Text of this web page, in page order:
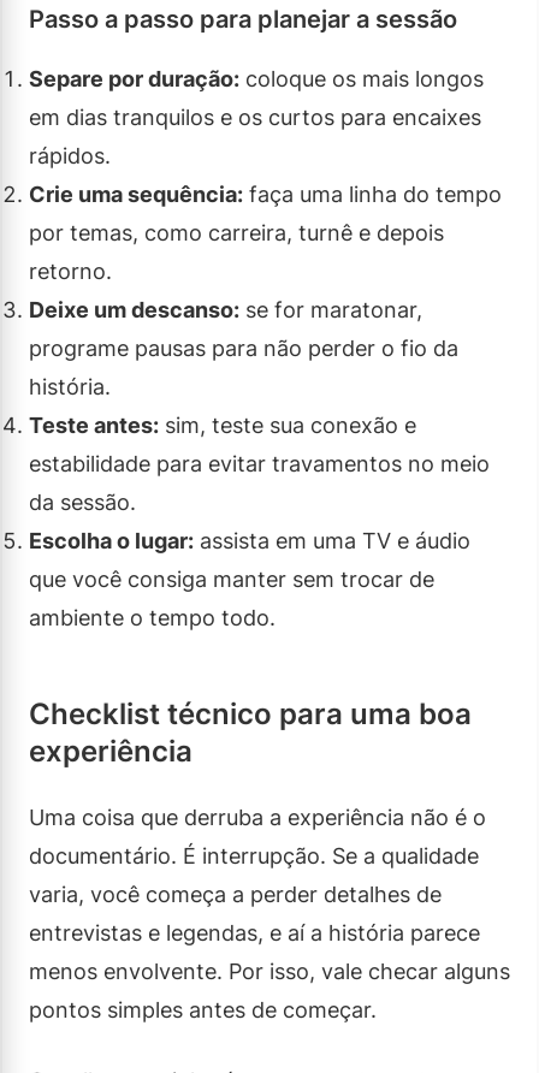
Passo a passo para planejar a sessão
Separe por duração: coloque os mais longos
em dias tranquilos e os curtos para encaixes
rápidos.
Crie uma sequência: faça uma linha do tempo
por temas, como carreira, turnê e depois
retorno.
Deixe um descanso: se for maratonar,
programe pausas para não perder o fio da
história.
Teste antes: sim, teste sua conexão e
estabilidade para evitar travamentos no meio
da sessão.
Escolha o lugar: assista em uma TV e áudio
que você consiga manter sem trocar de
ambiente o tempo todo.
Checklist técnico para uma boa
experiência
Uma coisa que derruba a experiência não é o
documentário. É interrupção. Se a qualidade
varia, você começa a perder detalhes de
entrevistas e legendas, e aí a história parece
menos envolvente. Por isso, vale checar alguns
pontos simples antes de começar.